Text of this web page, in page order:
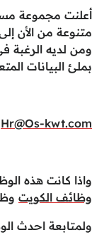
أعلنت مجموعة
متنوعة من الأن
ومن لديه الرغبة
بملئ البيانات
Hr@Os-kwt.com
واذا كانت هذه
وظائف الكويت
ولمتابعة احدث